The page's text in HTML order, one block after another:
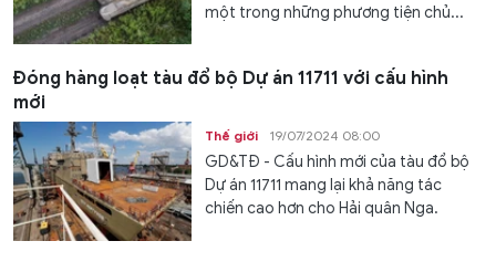
một trong những phương tiện chủ...
Đóng hàng loạt tàu đổ bộ Dự án 11711 với cấu hình
mới
Thế giới 19/07/2024 08:00
GD&TĐ - Cấu hình mới của tàu đổ bộ
Dự án 11711 mang lại khả năng tác
chiến cao hơn cho Hải quân Nga.